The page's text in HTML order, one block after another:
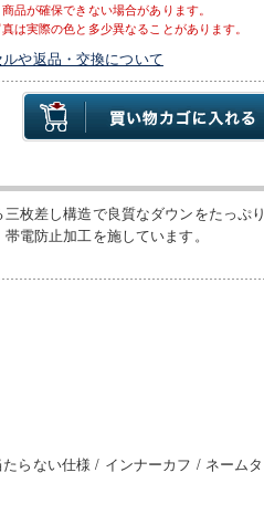
品が確保できない場合があります。
は実際の色と多少異なることがあります。
や返品・交換について
枚差し構造で良質なダウンをたっぷり
電防止加工を施しています。
らない仕様 / インナーカフ / ネームタ